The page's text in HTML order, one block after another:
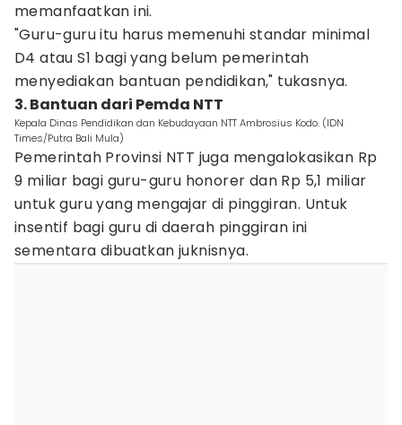
memanfaatkan ini.
"Guru-guru itu harus memenuhi standar minimal
D4 atau S1 bagi yang belum pemerintah
menyediakan bantuan pendidikan," tukasnya.
3. Bantuan dari Pemda NTT
Kepala Dinas Pendidikan dan Kebudayaan NTT Ambrosius Kodo. (IDN
Times/Putra Bali Mula)
Pemerintah Provinsi NTT juga mengalokasikan Rp
9 miliar bagi guru-guru honorer dan Rp 5,1 miliar
untuk guru yang mengajar di pinggiran. Untuk
insentif bagi guru di daerah pinggiran ini
sementara dibuatkan juknisnya.